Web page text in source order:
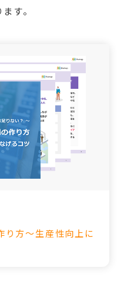
す。
り方～生産性向上に